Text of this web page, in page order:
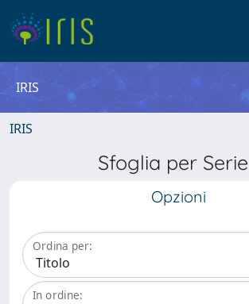
IRIS
IRIS
Sfoglia per Serie
Opzioni
Ordina per:
In ordine: